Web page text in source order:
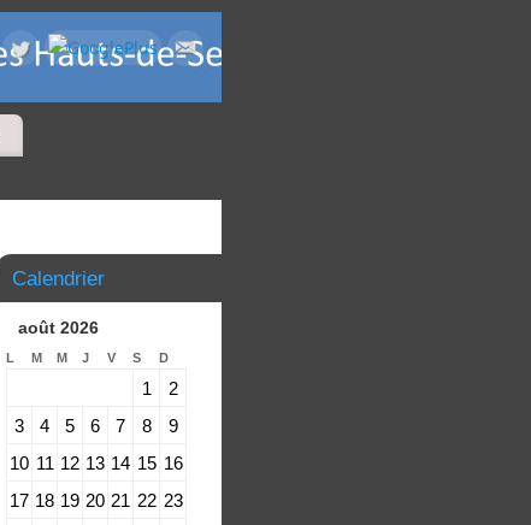
Calendrier
août 2026
L M M J V S D
1
2
3
4 5 6 7 8
9
10 11 12 13 14 15 16
17 18 19 20 21 22 23